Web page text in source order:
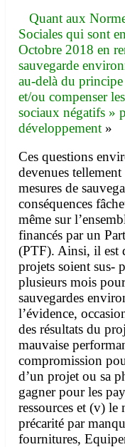
Quant aux
Sociales qui sont
Octobre 2018 en
sauvegarde
au-delà du
et/ou compenser
sociaux négatifs »
développement »
Ces questions
devenues
mesures de
conséquences
même sur
financés par un
(PTF). Ainsi, il est
projets soient sus-
plusieurs mois
sauvegardes
l’évidence,
des résultats du
mauvaise
compromission
d’un projet ou sa
gagner pour les
ressources et (v)
précarité par
fournitures,